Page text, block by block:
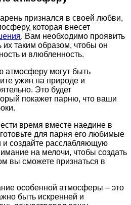
признался в своей любви,
которая внесет
. Вам необходимо проявить
их таким образом, чтобы он
и влюбленность.
атмосферу могут быть
ужин на природе и
Это будет
покажет парню, что ваши
время вместе наедине в
для парня его любимые
и создайте расслабляющую
на мелочи, чтобы создать
вы сможете признаться в
особенной атмосферы – это
быть искренней и